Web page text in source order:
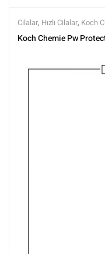
Cilalar, Hızlı Cilalar, Koch
Tüm Ürünler
Koch Chemie Pw